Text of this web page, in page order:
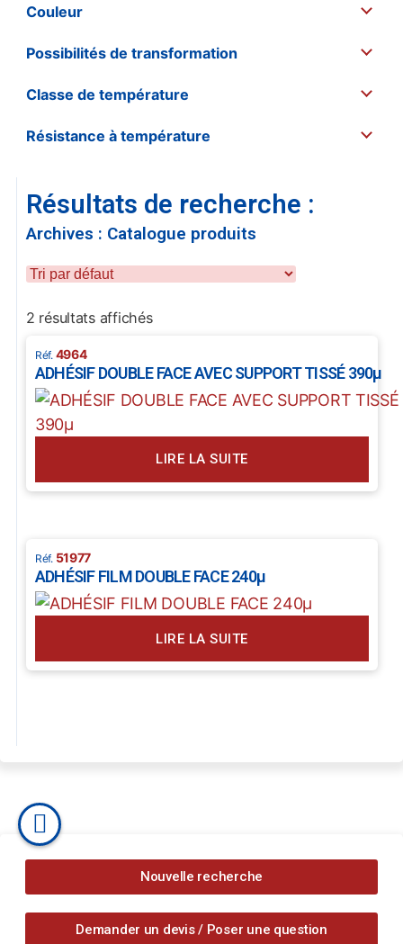
Couleur
Possibilités de transformation
Classe de température
Résistance à température
Résultats de recherche :
Archives : Catalogue produits
2 résultats affichés
ADHÉSIF DOUBLE FACE AVEC SUPPORT TISSÉ 390µ
4964
LIRE LA SUITE
ADHÉSIF FILM DOUBLE FACE 240µ
51977
LIRE LA SUITE
Nouvelle recherche
Demander un devis / Poser une question